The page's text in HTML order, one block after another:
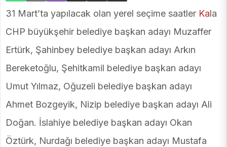
31 Mart’ta yapılacak olan yerel seçime saatler Kala
CHP büyükşehir belediye başkan adayı Muzaffer
Ertürk, Şahinbey belediye başkan adayı Arkın
Bereketoğlu, Şehitkamil belediye başkan adayı
Umut Yılmaz, Oğuzeli belediye başkan adayı
Ahmet Bozgeyik, Nizip belediye başkan adayı Ali
Doğan. İslahiye belediye başkan adayı Okan
Öztürk, Nurdağı belediye başkan adayı Mustafa